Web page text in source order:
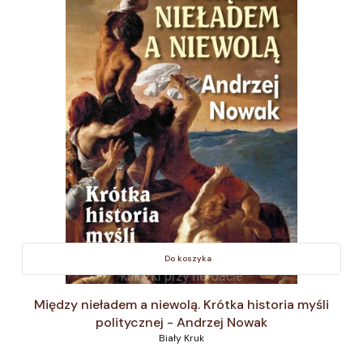
Do koszyka
Między nieładem a niewolą. Krótka historia myśli
politycznej - Andrzej Nowak
Biały Kruk